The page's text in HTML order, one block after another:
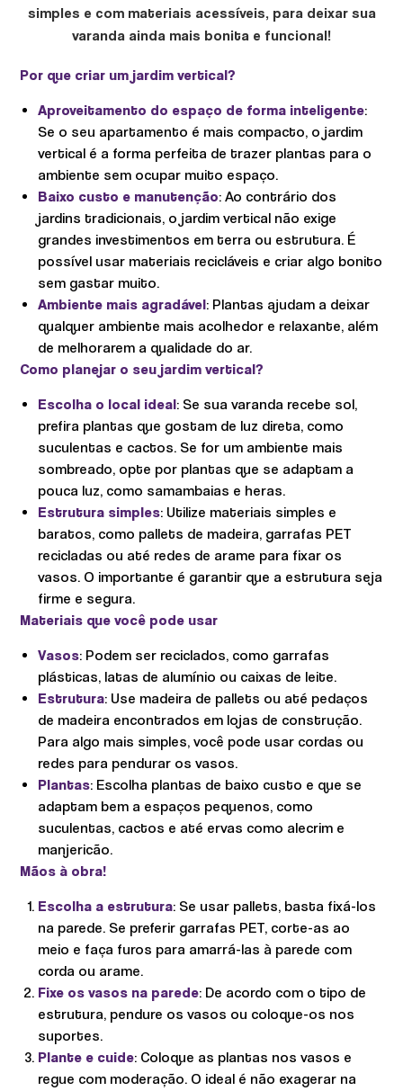
simples e com materiais acessíveis, para deixar sua
varanda ainda mais bonita e funcional!
Por que criar um jardim vertical?
Aproveitamento do espaço de forma inteligente:
Se o seu apartamento é mais compacto, o jardim
vertical é a forma perfeita de trazer plantas para o
ambiente sem ocupar muito espaço.
Baixo custo e manutenção: Ao contrário dos
jardins tradicionais, o jardim vertical não exige
grandes investimentos em terra ou estrutura. É
possível usar materiais recicláveis e criar algo bonito
sem gastar muito.
Ambiente mais agradável: Plantas ajudam a deixar
qualquer ambiente mais acolhedor e relaxante, além
de melhorarem a qualidade do ar.
Como planejar o seu jardim vertical?
Escolha o local ideal: Se sua varanda recebe sol,
prefira plantas que gostam de luz direta, como
suculentas e cactos. Se for um ambiente mais
sombreado, opte por plantas que se adaptam a
pouca luz, como samambaias e heras.
Estrutura simples: Utilize materiais simples e
baratos, como pallets de madeira, garrafas PET
recicladas ou até redes de arame para fixar os
vasos. O importante é garantir que a estrutura seja
firme e segura.
Materiais que você pode usar
Vasos: Podem ser reciclados, como garrafas
plásticas, latas de alumínio ou caixas de leite.
Estrutura: Use madeira de pallets ou até pedaços
de madeira encontrados em lojas de construção.
Para algo mais simples, você pode usar cordas ou
redes para pendurar os vasos.
Plantas: Escolha plantas de baixo custo e que se
adaptam bem a espaços pequenos, como
suculentas, cactos e até ervas como alecrim e
manjericão.
Mãos à obra!
Escolha a estrutura: Se usar pallets, basta fixá-los
na parede. Se preferir garrafas PET, corte-as ao
meio e faça furos para amarrá-las à parede com
corda ou arame.
Fixe os vasos na parede: De acordo com o tipo de
estrutura, pendure os vasos ou coloque-os nos
suportes.
Plante e cuide: Coloque as plantas nos vasos e
regue com moderação. O ideal é não exagerar na